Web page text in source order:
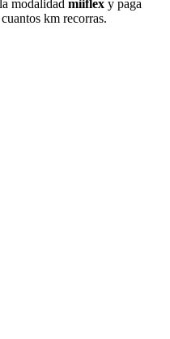
modalidad miiflex y paga
km recorras.